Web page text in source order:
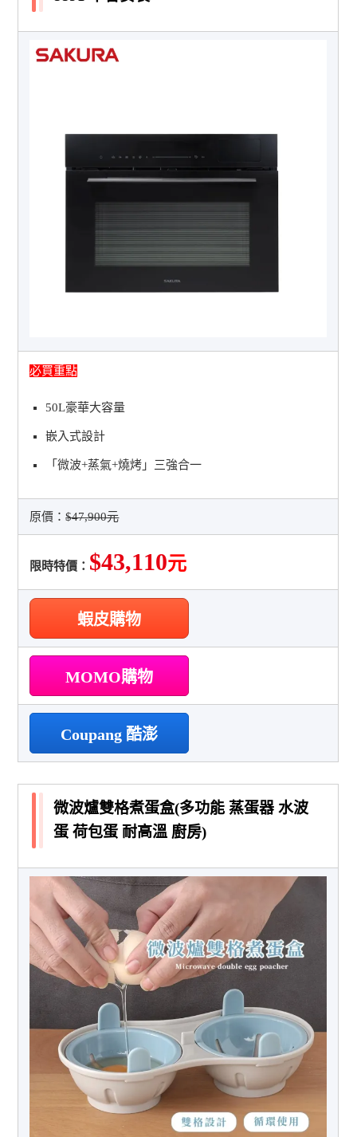
必買重點
50L豪華大容量
嵌入式設計
「微波+蒸氣+燒烤」三強合一
原價：$47,900元
限時特價： $43,110元
蝦皮購物
MOMO購物
Coupang 酷澎
微波爐雙格煮蛋盒(多功能 蒸蛋器 水波
蛋 荷包蛋 耐高溫 廚房)